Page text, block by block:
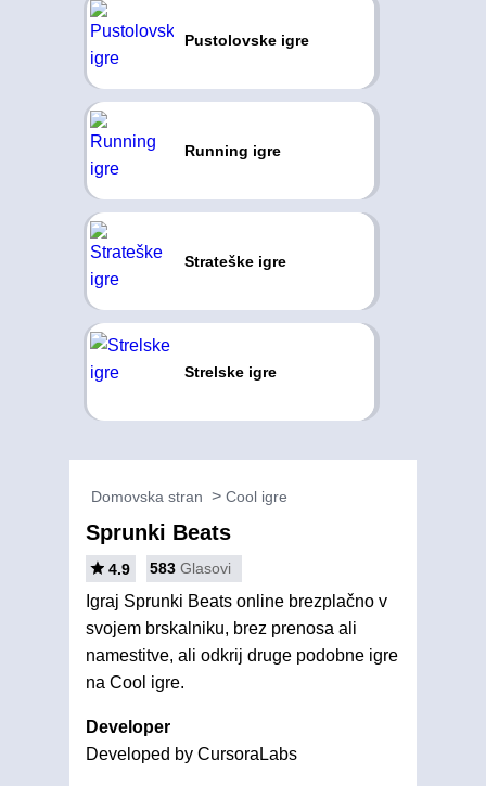
Pustolovske igre
Running igre
Strateške igre
Strelske igre
Domovska stran Cool igre
Sprunki Beats
4.9 583 Glasovi
Igraj Sprunki Beats online brezplačno v
svojem brskalniku, brez prenosa ali
namestitve, ali odkrij druge podobne igre
na Cool igre.
Developer
Developed by CursoraLabs